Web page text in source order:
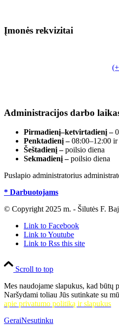
Įmonės rekvizitai
Administracijos darbo
Pirmadienį–ketvirtadienį –
Penktadienį –08:00–12:00
Šeštadienį –poilsio diena
Sekmadienį –poilsio diena
Puslapio administratorius
* Darbuotojams
© Copyright 2025 m. - Šilutės F.
Link to Facebook
Link to Youtube
Link to Rss this site
Scroll to top
Mes naudojame slapukus, kad būtų
Naršydami toliau Jūs sutinkate su
apie privatumo politiką ir slapukus
GeraiNesutinku